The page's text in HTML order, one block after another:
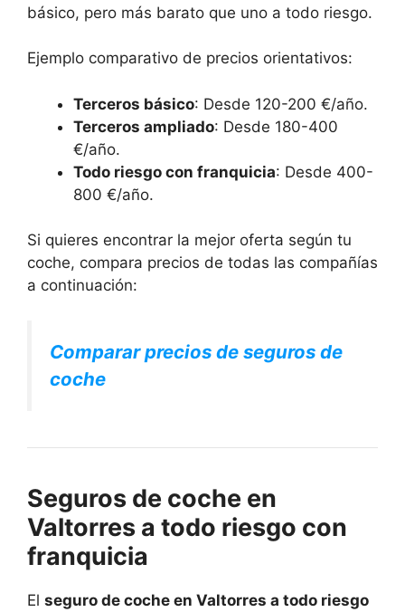
básico, pero más barato que uno a todo riesgo.
Ejemplo comparativo de precios orientativos:
Terceros básico: Desde 120-200 €/año.
Terceros ampliado: Desde 180-400
€/año.
Todo riesgo con franquicia: Desde 400-
800 €/año.
Si quieres encontrar la mejor oferta según tu
coche, compara precios de todas las compañías
a continuación:
Comparar precios de seguros de
coche
Seguros de coche en
Valtorres a todo riesgo con
franquicia
El seguro de coche en Valtorres a todo riesgo